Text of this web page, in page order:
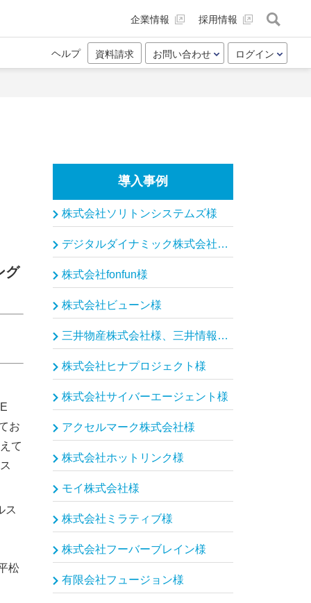
企業情報 採用情報
ヘルプ 資料請求 お問い合わせ ログイン
グ
お
て
ス
松
導入事例
株式会社ソリトンシステムズ様
デジタルダイナミック株式会社、モルゲンロット株式会社様
株式会社fonfun様
株式会社ビューン様
三井物産株式会社様、三井情報株式会社様
株式会社ヒナプロジェクト様
株式会社サイバーエージェント様
アクセルマーク株式会社様
株式会社ホットリンク様
モイ株式会社様
株式会社ミラティブ様
株式会社フーバーブレイン様
有限会社フュージョン様